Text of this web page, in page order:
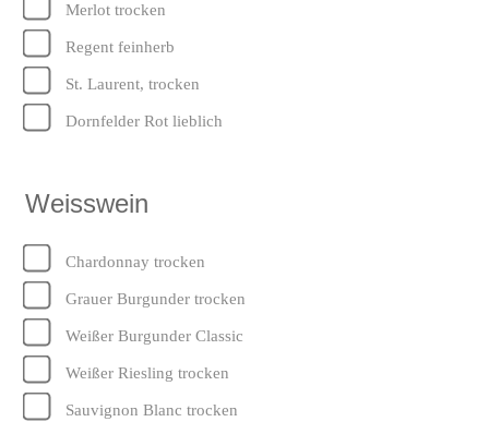
Merlot trocken
Regent feinherb
St. Laurent, trocken
Dornfelder Rot lieblich
Weisswein
Chardonnay trocken
Grauer Burgunder trocken
Weißer Burgunder Classic
Weißer Riesling trocken
Sauvignon Blanc trocken